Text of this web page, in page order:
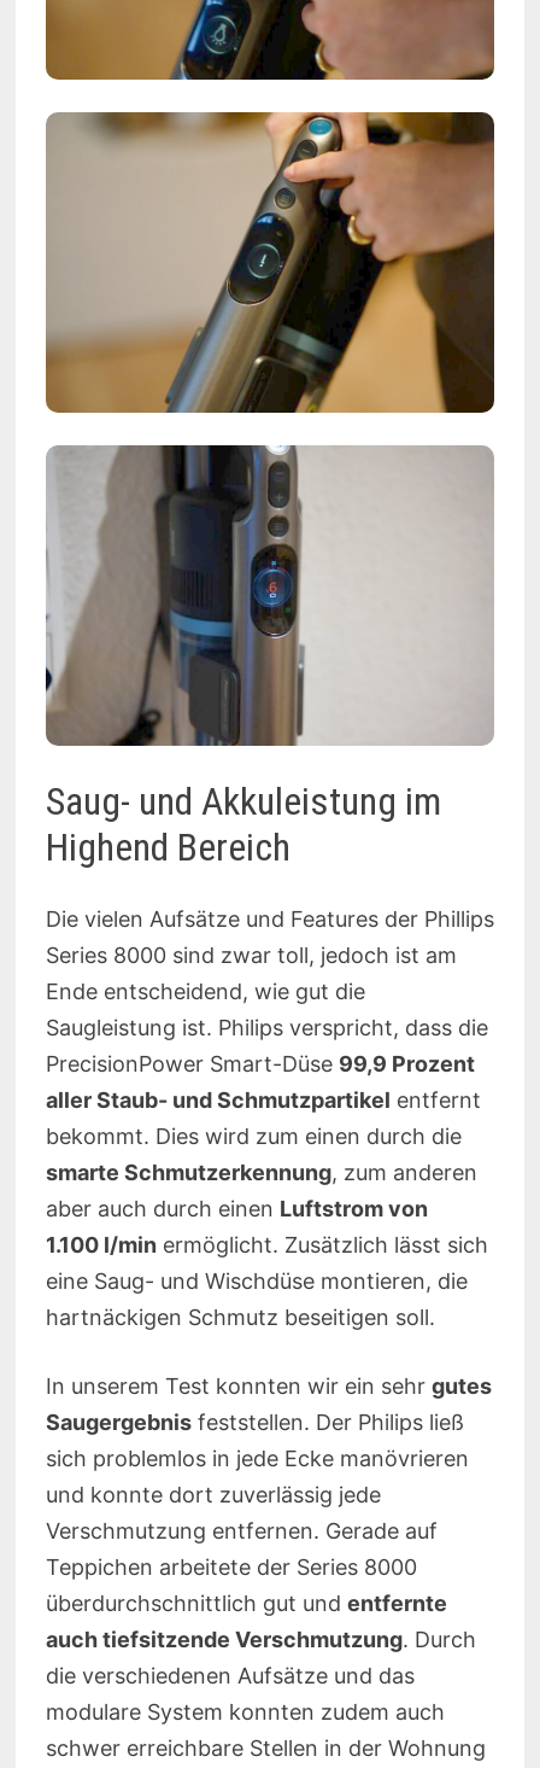
Saug- und Akkuleistung im
Highend Bereich
Die vielen Aufsätze und Features der Phillips
Series 8000 sind zwar toll, jedoch ist am
Ende entscheidend, wie gut die
Saugleistung ist. Philips verspricht, dass die
PrecisionPower Smart-Düse 99,9 Prozent
aller Staub- und Schmutzpartikel entfernt
bekommt. Dies wird zum einen durch die
smarte Schmutzerkennung, zum anderen
aber auch durch einen Luftstrom von
1.100 l/min ermöglicht. Zusätzlich lässt sich
eine Saug- und Wischdüse montieren, die
hartnäckigen Schmutz beseitigen soll.
In unserem Test konnten wir ein sehr gutes
Saugergebnisfeststellen. Der Philips ließ
sich problemlos in jede Ecke manövrieren
und konnte dort zuverlässig jede
Verschmutzung entfernen. Gerade auf
Teppichen arbeitete der Series 8000
überdurchschnittlich gut und entfernte
auch tiefsitzende Verschmutzung. Durch
die verschiedenen Aufsätze und das
modulare System konnten zudem auch
schwer erreichbare Stellen in der Wohnung